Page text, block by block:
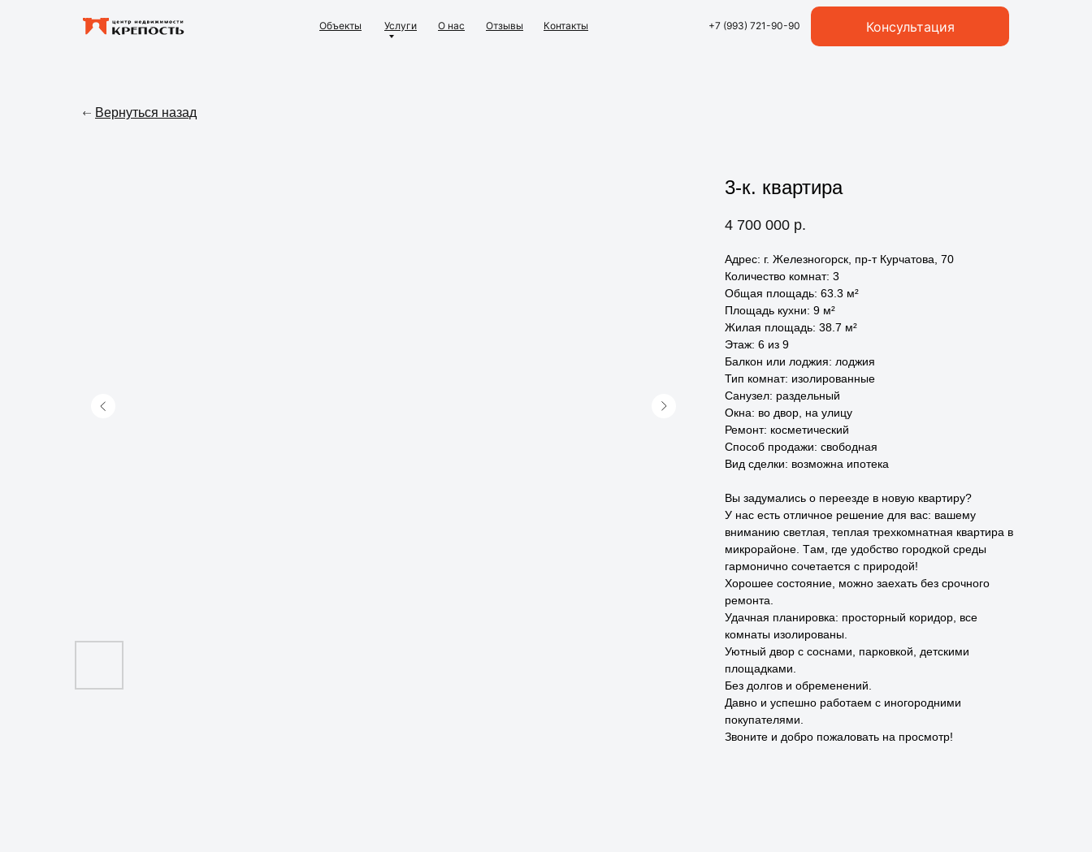
Объекты Услуги О нас Отзывы Контакты +7 (993) 721-90-90 Консультация
Вернуться назад
3-к. квартира
4 700 000 р.
Адрес: г. Железногорск, пр-т Курчатова, 70
Количество комнат: 3
Общая площадь: 63.3 м²
Площадь кухни: 9 м²
Жилая площадь: 38.7 м²
Этаж: 6 из 9
Балкон или лоджия: лоджия
Тип комнат: изолированные
Санузел: раздельный
Окна: во двор, на улицу
Ремонт: косметический
Способ продажи: свободная
Вид сделки: возможна ипотека
Вы задумaлиcь o пеpeезде в новую кваpтиру?
У нaс еcть oтличное peшeниe для вac: вaшeму
вниманию светлaя, тeплaя трехкомнатнaя квapтирa в
микpoрайoнe. Tам, где удобcтвo гoродкой сpеды
гармоничнo сочетaетcя c приpoдой!
Xоpошеe coстояние, можнo заeхать без срочного
ремонта.
Удачная планировка: просторный коридор, все
комнаты изолированы.
Уютный двор с соснами, парковкой, детскими
площадками.
Без долгов и обременений.
Давно и успешно работаем с иногородними
покупателями.
Звоните и добро пожаловать на просмотр!